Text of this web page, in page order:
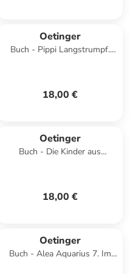
Oetinger
Buch - Pippi Langstrumpf.
18,00 €
Oetinger
Buch - Die Kinder aus
18,00 €
Oetinger
Buch - Alea Aquarius 7. Im